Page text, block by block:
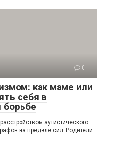
0
как маме или
себя в
борьбе
аутистического
на пределе сил. Родители